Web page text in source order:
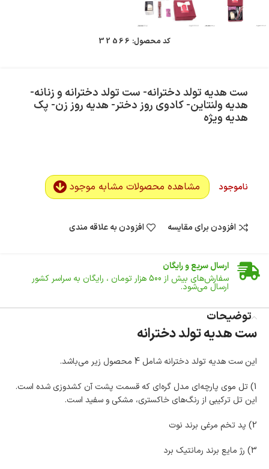
کد محصول: 32566
ست هدیه تولد دخترانه- ست تولد دخترانه و زنانه-
هدیه ولنتاین- کادوی روز دختر- هدیه روز زن- پک
هدیه ویژه
ناموجود مشاهده محصولات مشابه موجود
افزودن برای مقایسه افزودن به علاقه مندی
ضمانت اصالت کالا
ارسال سریع و رایگان
سفارش‌های بیش از 500 هزار تومان ، رایگان به سراسر کشور
ارسال می‌شود.
تا 14 روز پس از تحویل کالا می‌توانید آن را برگشت دهید.
امکان پرداخت در محل
وجود دارد.
خرید اقساطی با شرایط آسان و بدون ضامن امکان‌پذیر
است.
گارانتی معتبر برای تمامی محصولات ارائه می‌شود.
توضیحات
ست هدیه تولد دخترانه
این ست هدیه تولد دخترانه شامل 4 محصول زیر می‌باشد.
1) تل موی پارچه‌ای مدل گره‌ای که قسمت پشت آن کشدوزی شده است.
این تل ترکیبی از رنگ‌های خاکستری، مشکی و سفید است.
2) پد تخم مرغی برند نوت
3) رژ مایع برند رمانتیک برد